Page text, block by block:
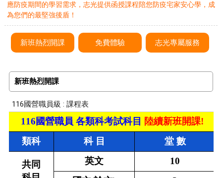
應防疫期間的學習需求，志光提供函授課程陪您防疫宅家安心學，成
為您們的最堅強後盾！
新班熱烈開課 免費體驗 志光專屬服務
新班熱烈開課